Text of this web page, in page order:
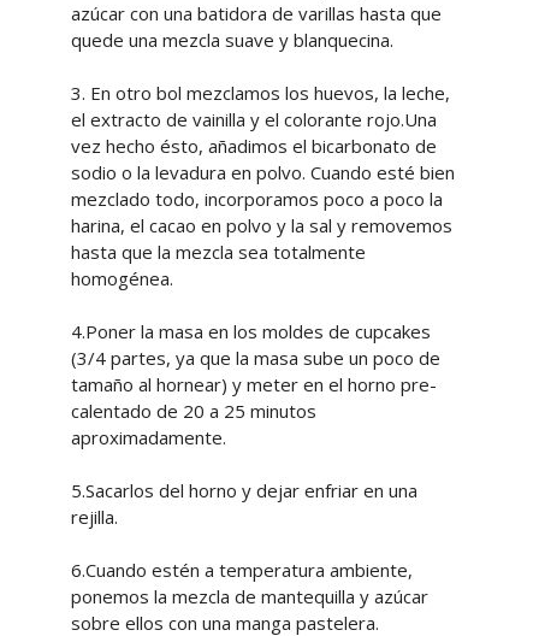
azúcar con una batidora de varillas hasta que
quede una mezcla suave y blanquecina.
3. En otro bol mezclamos los huevos, la leche,
el extracto de vainilla y el colorante rojo.Una
vez hecho ésto, añadimos el bicarbonato de
sodio o la levadura en polvo. Cuando esté bien
mezclado todo, incorporamos poco a poco la
harina, el cacao en polvo y la sal y removemos
hasta que la mezcla sea totalmente
homogénea.
4.Poner la masa en los moldes de cupcakes
(3/4 partes, ya que la masa sube un poco de
tamaño al hornear) y meter en el horno pre-
calentado de 20 a 25 minutos
aproximadamente.
5.Sacarlos del horno y dejar enfriar en una
rejilla.
6.Cuando estén a temperatura ambiente,
ponemos la mezcla de mantequilla y azúcar
sobre ellos con una manga pastelera.